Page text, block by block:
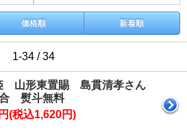
価格順 新着順
1-34 / 34
山形東置賜 島貫清孝さん
熨斗無料
(税込1,620円)